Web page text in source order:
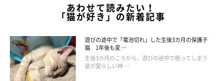
あわせて読みたい！
「猫が好き」の新着記事
遊びの途中で「電池切れ」した生後3カ月の保護子
猫 1年後も変 …
生後3カ月のころから、遊びの途中で眠ってしまう
姿が愛らしい神 …